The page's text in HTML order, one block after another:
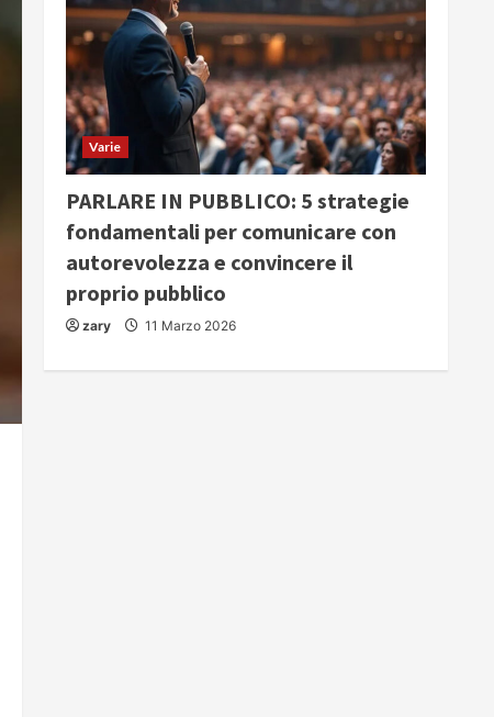
Varie
PARLARE IN PUBBLICO: 5 strategie
fondamentali per comunicare con
autorevolezza e convincere il
proprio pubblico
zary 11 Marzo 2026